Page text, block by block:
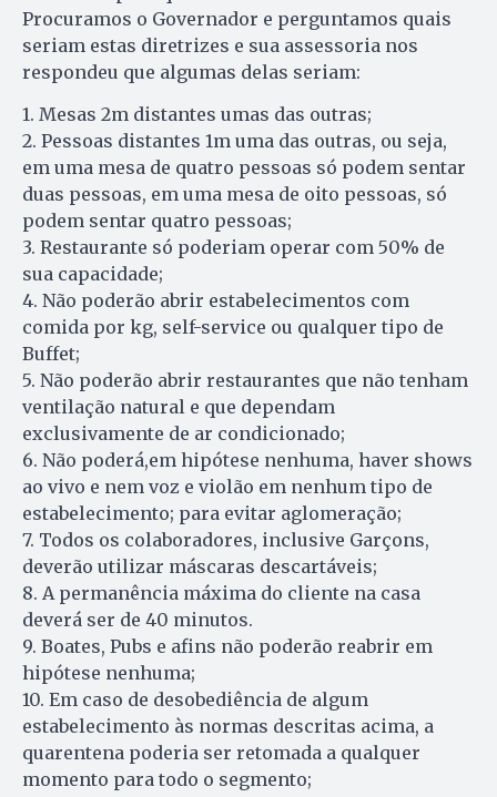
Procuramos o Governador e perguntamos quais
seriam estas diretrizes e sua assessoria nos
respondeu que algumas delas seriam:
1. Mesas 2m distantes umas das outras;
2. Pessoas distantes 1m uma das outras, ou seja,
em uma mesa de quatro pessoas só podem sentar
duas pessoas, em uma mesa de oito pessoas, só
podem sentar quatro pessoas;
3. Restaurante só poderiam operar com 50% de
sua capacidade;
4. Não poderão abrir estabelecimentos com
comida por kg, self-service ou qualquer tipo de
Buffet;
5. Não poderão abrir restaurantes que não tenham
ventilação natural e que dependam
exclusivamente de ar condicionado;
6. Não poderá,em hipótese nenhuma, haver shows
ao vivo e nem voz e violão em nenhum tipo de
estabelecimento; para evitar aglomeração;
7. Todos os colaboradores, inclusive Garçons,
deverão utilizar máscaras descartáveis;
8. A permanência máxima do cliente na casa
deverá ser de 40 minutos.
9. Boates, Pubs e afins não poderão reabrir em
hipótese nenhuma;
10. Em caso de desobediência de algum
estabelecimento às normas descritas acima, a
quarentena poderia ser retomada a qualquer
momento para todo o segmento;